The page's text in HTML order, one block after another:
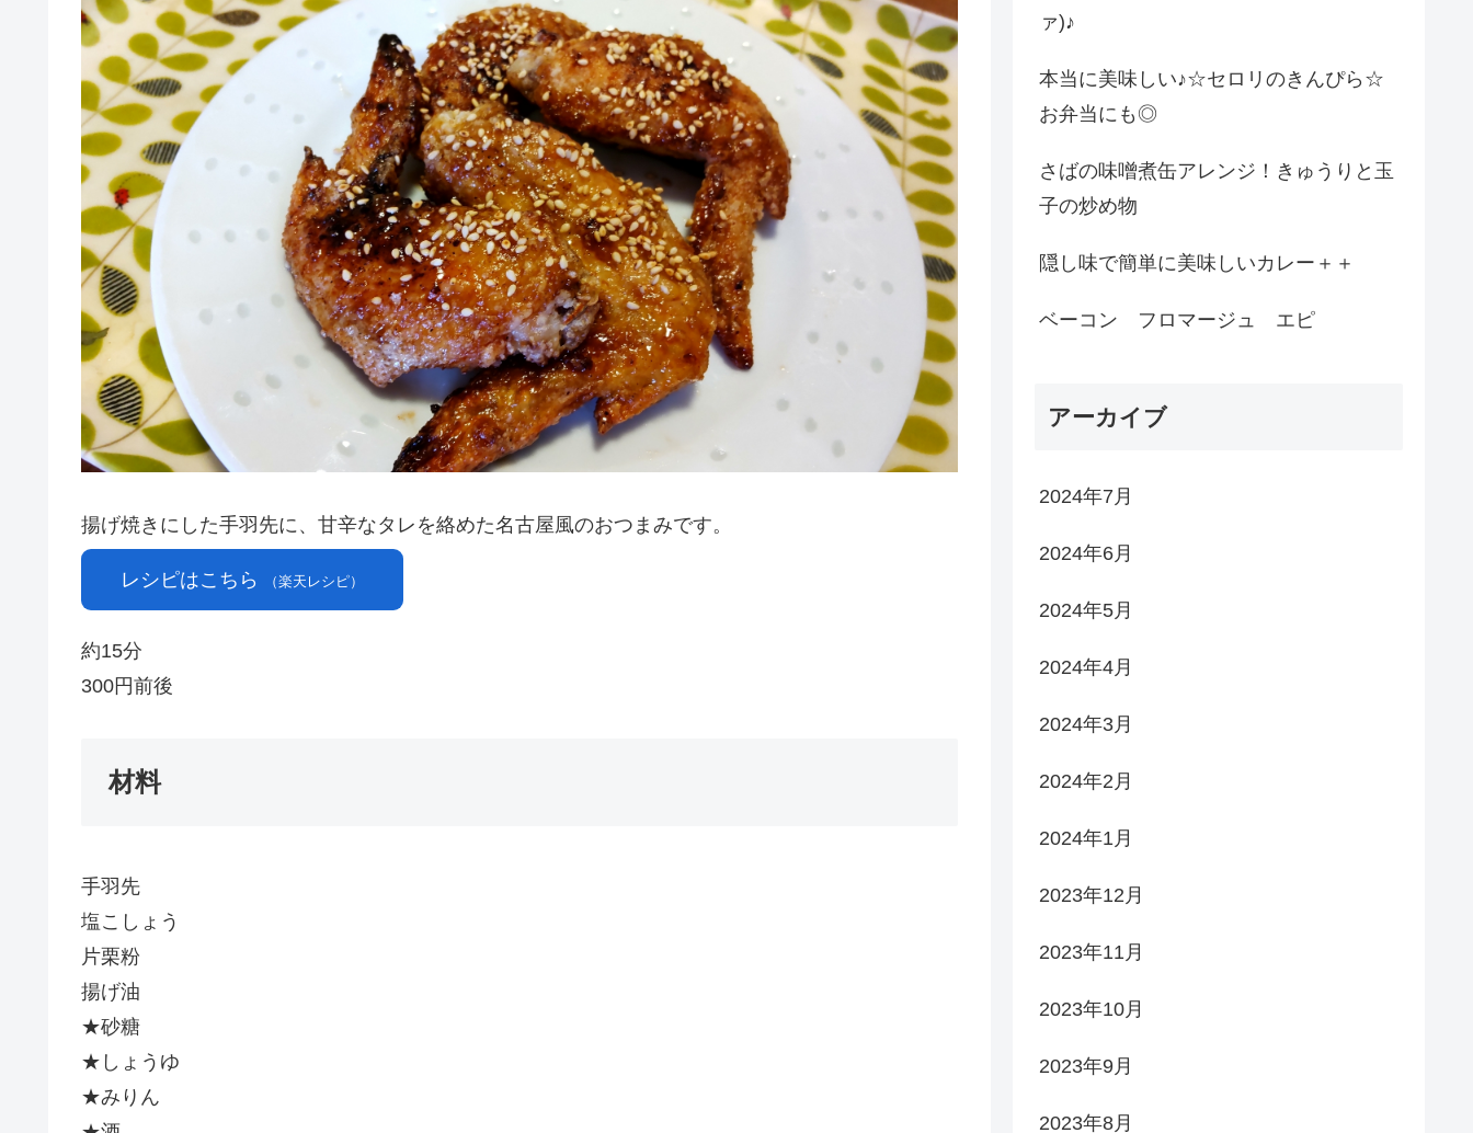
揚げ焼きにした手羽先に、甘辛なタレを絡めた名古屋風のおつまみです。
レシピはこちら （楽天レシピ）
約15分
300円前後
材料
手羽先
塩こしょう
片栗粉
揚げ油
★砂糖
★しょうゆ
★みりん
ァ)♪
本当に美味しい♪☆セロリのきんぴら☆
お弁当にも◎
さばの味噌煮缶アレンジ！きゅうりと玉
子の炒め物
隠し味で簡単に美味しいカレー＋＋
ベーコン フロマージュ エピ
アーカイブ
2024年7月
2024年6月
2024年5月
2024年4月
2024年3月
2024年2月
2024年1月
2023年12月
2023年11月
2023年10月
2023年9月
2023年8月